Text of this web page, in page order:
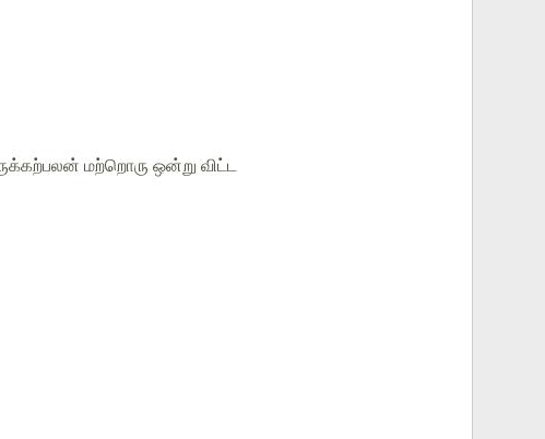
மற்றொரு ஒன்று விட்ட